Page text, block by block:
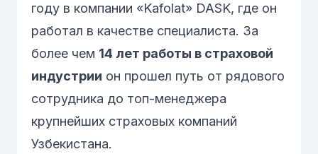
году в компании «Kafolat» DASK, где он
работал в качестве специалиста. За
более чем 14 лет работы в страховой
индустрии он прошел путь от рядового
сотрудника до топ-менеджера
крупнейших страховых компаний
Узбекистана.